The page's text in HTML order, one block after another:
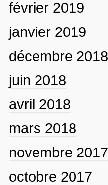
février 2019
janvier 2019
décembre 2018
juin 2018
avril 2018
mars 2018
novembre 2017
octobre 2017